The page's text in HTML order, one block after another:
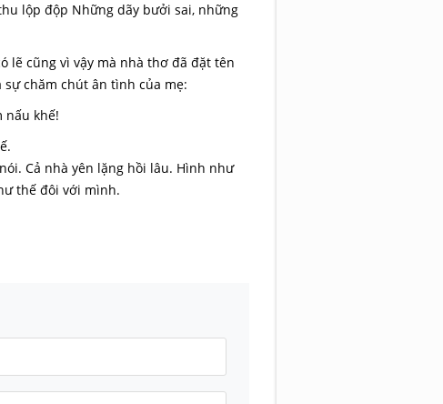
lộp độp Những dãy bưởi sai, những
lẽ cũng vì vậy mà nhà thơ đã đặt tên
chăm chút ân tình của mẹ:
nấu khế!
Cả nhà yên lặng hồi lâu. Hình như
thế đôi với mình.